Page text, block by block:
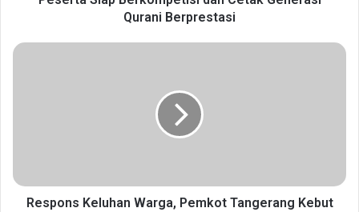
n
n
Qurani Berprestasi
R
e
Respons Keluhan Warga, Pemkot Tangerang Kebut